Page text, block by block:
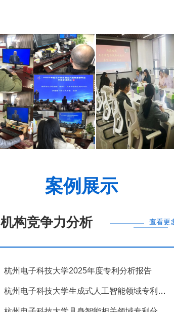
案例展示
机构竞争力分析 查看更
杭州电子科技大学2025年度专利分析报告
杭州电子科技大学生成式人工智能领域专利分析...